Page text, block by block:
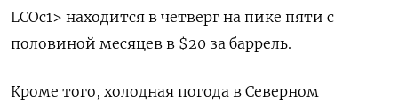
LCOc1> находится в четверг на пике пяти с
половиной месяцев в $20 за баррель.
Кроме того, холодная погода в Северном